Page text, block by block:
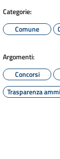
Categorie:
Comune
Argomenti:
Concorsi
Trasparenza